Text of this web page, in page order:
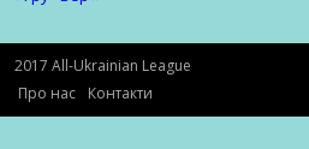
2017 All-Ukrainian League
Про нас
Контакти